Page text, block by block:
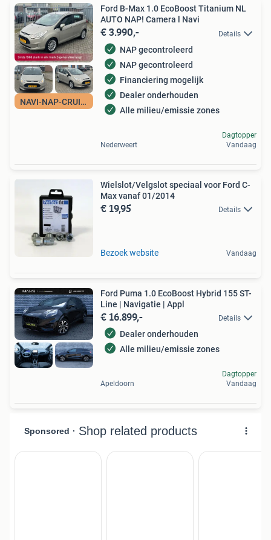
NAVI-NAP-CRUISE
Ford B-Max 1.0 EcoBoost Titanium NL
AUTO NAP! Camera l Navi
€ 3.990,- Details
NAP gecontroleerd
NAP gecontroleerd
Financiering mogelijk
Dealer onderhouden
Alle milieu/emissie zones
Nederweert
Dagtopper
Vandaag
Wielslot/Velgslot speciaal voor Ford C-
Max vanaf 01/2014
€ 19,95 Details
Bezoek website Vandaag
Ford Puma 1.0 EcoBoost Hybrid 155 ST-
Line | Navigatie | Appl
€ 16.899,- Details
Dealer onderhouden
Alle milieu/emissie zones
Apeldoorn
Dagtopper
Vandaag